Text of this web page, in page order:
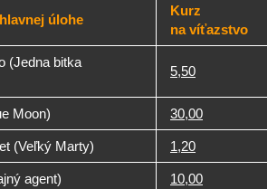
úlohe
Kurz
na víťazstvo
(Jedna bitka
5,50
Moon) 30,00
(Veľký Marty) 1,20
agent) 10,00